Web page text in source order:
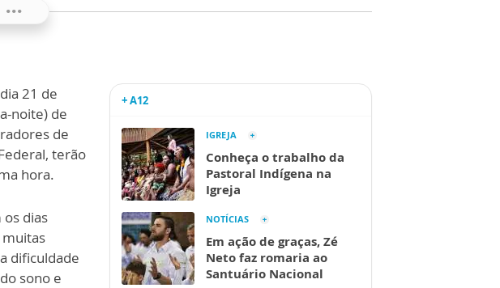
21 de
noite) de
de
terão
hora.
os dias
muitas
dificuldade
sono e
+ A12
IGREJA
Conheça o trabalho da
Pastoral Indígena na
Igreja
NOTÍCIAS
Em ação de graças, Zé
Neto faz romaria ao
Santuário Nacional